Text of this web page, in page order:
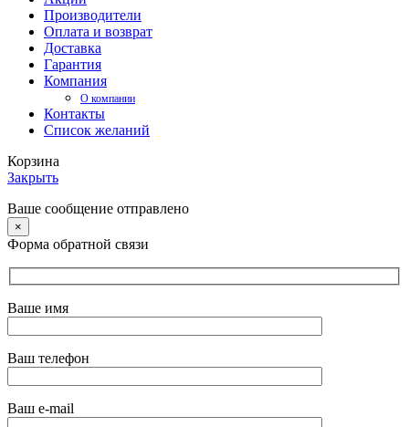
Производители
Оплата и возврат
Доставка
Гарантия
Компания
О компании
Контакты
Список желаний
Корзина
Закрыть
Ваше сообщение отправлено
×
Форма обратной связи
Ваше имя
Ваш телефон
Ваш e-mail